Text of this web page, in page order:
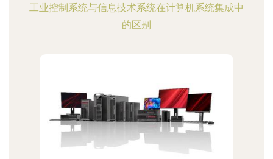
工业控制系统与信息技术系统在计算机系统集成中
的区别